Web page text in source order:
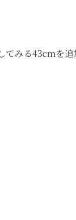
てみる43cmを